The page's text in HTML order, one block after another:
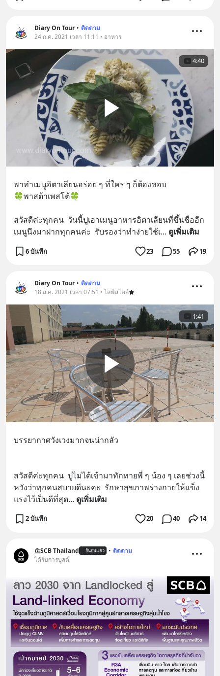
Diary On Tour • ติดตาม
24 ก.ค. 2021 เวลา 11:11 • อาหาร
4:40
พาทำเมนูอิตาเลียนอร่อย ๆ ที่ใคร ๆ ก็ต้องชอบ
🍀พาสต้าเพสโต้🍀
สวัสดีค่ะทุกคน  วันนี้ปูเอาเมนูอาหารอิตาเลียนที่ขึ้นชื่ออีก
เมนูนึงมาฝากทุกคนค่ะ  รับรองว่าทำง่ายใช้เ... ดูเพิ่มเติม
6 บันทึก 23 55 19
Diary On Tour • ติดตาม
18 ส.ค. 2021 เวลา 07:51 • ไลฟ์สไตล์
1:41
บรรยากาศวังเวงมากจนน่ากลัว
สวัสดีค่ะทุกคน  ปูไม่ได้เข้ามาทักทายพี่ ๆ น้อง ๆ เลยช่วงนี้
หวังว่าทุกคนสบายดีนะคะ  รักษาสุขภาพร่างกายให้แข็ง
แรงไว้เป็นดีที่สุด... ดูเพิ่มเติม
2 บันทึก 20 40 14
SCB Thailand ยืนยันแล้ว • ติดตาม
ได้รับการบูสต์